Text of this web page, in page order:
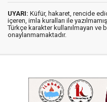
UYARI: Küfür, hakaret, rencide
içeren, imla kuralları ile
Türkçe karakter kullanılmayan ve
onaylanmamaktadır.